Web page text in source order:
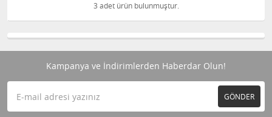
3 adet ürün bulunmuştur.
Kampanya ve İndirimlerden Haberdar Olun!
GÖNDER